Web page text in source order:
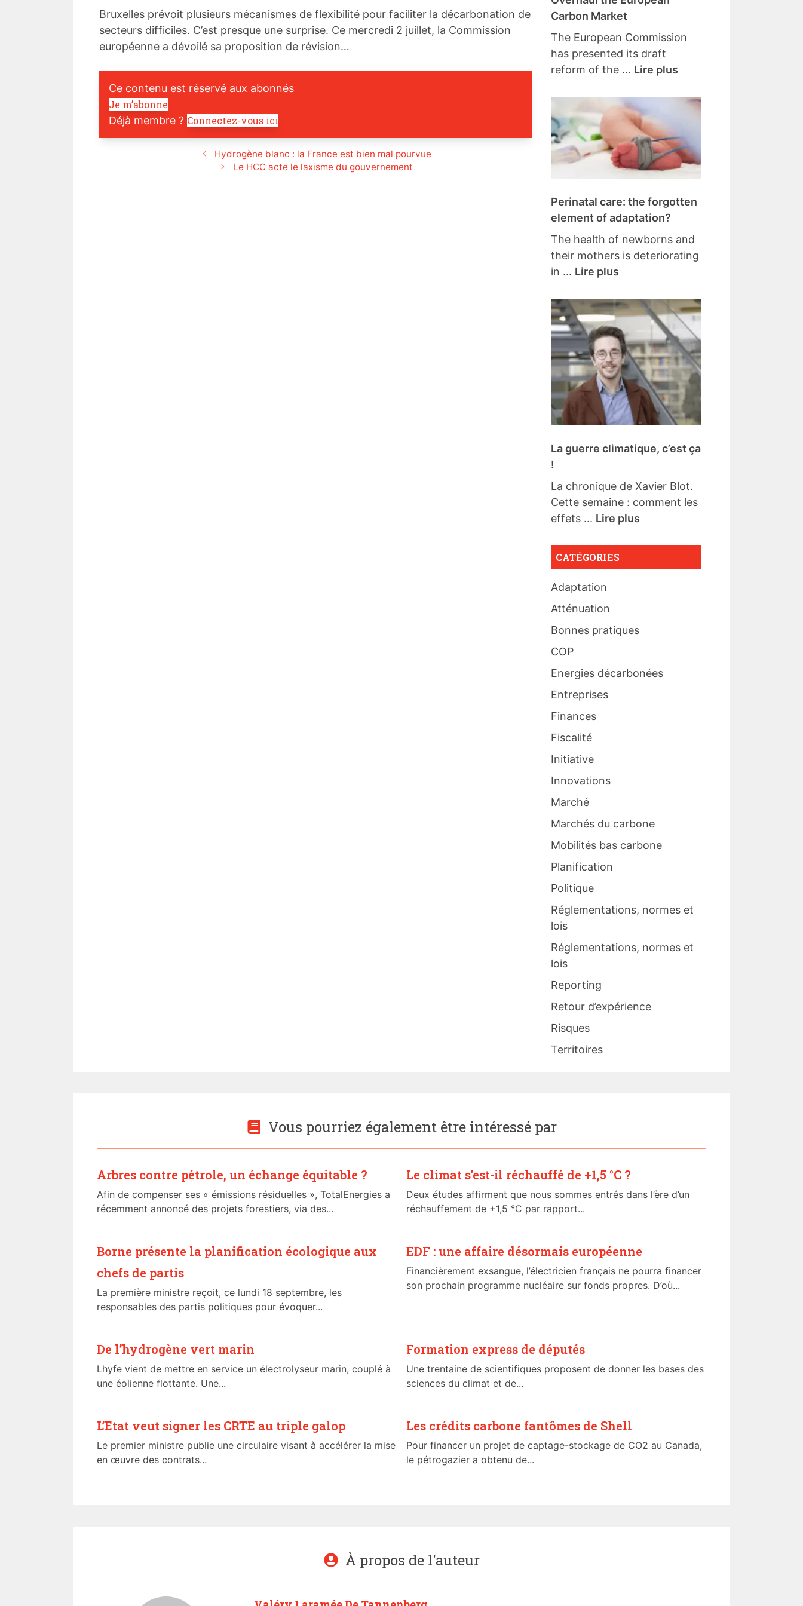
Bruxelles prévoit plusieurs mécanismes de flexibilité pour faciliter la décarbonation de
secteurs difficiles. C’est presque une surprise. Ce mercredi 2 juillet, la Commission
européenne a dévoilé sa proposition de révision…
Ce contenu est réservé aux abonnés
Je m’abonne
Déjà membre ? Connectez-vous ici
Hydrogène blanc : la France est bien mal pourvue
Le HCC acte le laxisme du gouvernement
Carbon Market
The European Commission
has presented its draft
reform of the ... Lire plus
Perinatal care: the forgotten
element of adaptation?
The health of newborns and
their mothers is deteriorating
in ... Lire plus
La guerre climatique, c’est ça
!
La chronique de Xavier Blot.
Cette semaine : comment les
effets ... Lire plus
CATÉGORIES
Adaptation
Atténuation
Bonnes pratiques
COP
Energies décarbonées
Entreprises
Finances
Fiscalité
Initiative
Innovations
Marché
Marchés du carbone
Mobilités bas carbone
Planification
Politique
Réglementations, normes et
lois
Réglementations, normes et
lois
Reporting
Retour d’expérience
Risques
Territoires
Vous pourriez également être intéressé par
Arbres contre pétrole, un échange équitable ?
Afin de compenser ses « émissions résiduelles », TotalEnergies a
récemment annoncé des projets forestiers, via des...
Le climat s’est-il réchauffé de +1,5 °C ?
Deux études affirment que nous sommes entrés dans l’ère d’un
réchauffement de +1,5 °C par rapport...
Borne présente la planification écologique aux
chefs de partis
La première ministre reçoit, ce lundi 18 septembre, les
responsables des partis politiques pour évoquer...
EDF : une affaire désormais européenne
Financièrement exsangue, l’électricien français ne pourra financer
son prochain programme nucléaire sur fonds propres. D’où...
De l’hydrogène vert marin
Lhyfe vient de mettre en service un électrolyseur marin, couplé à
une éolienne flottante. Une...
Formation express de députés
Une trentaine de scientifiques proposent de donner les bases des
sciences du climat et de...
L’Etat veut signer les CRTE au triple galop
Le premier ministre publie une circulaire visant à accélérer la mise
en œuvre des contrats...
Les crédits carbone fantômes de Shell
Pour financer un projet de captage-stockage de CO2 au Canada,
le pétrogazier a obtenu de...
À propos de l'auteur